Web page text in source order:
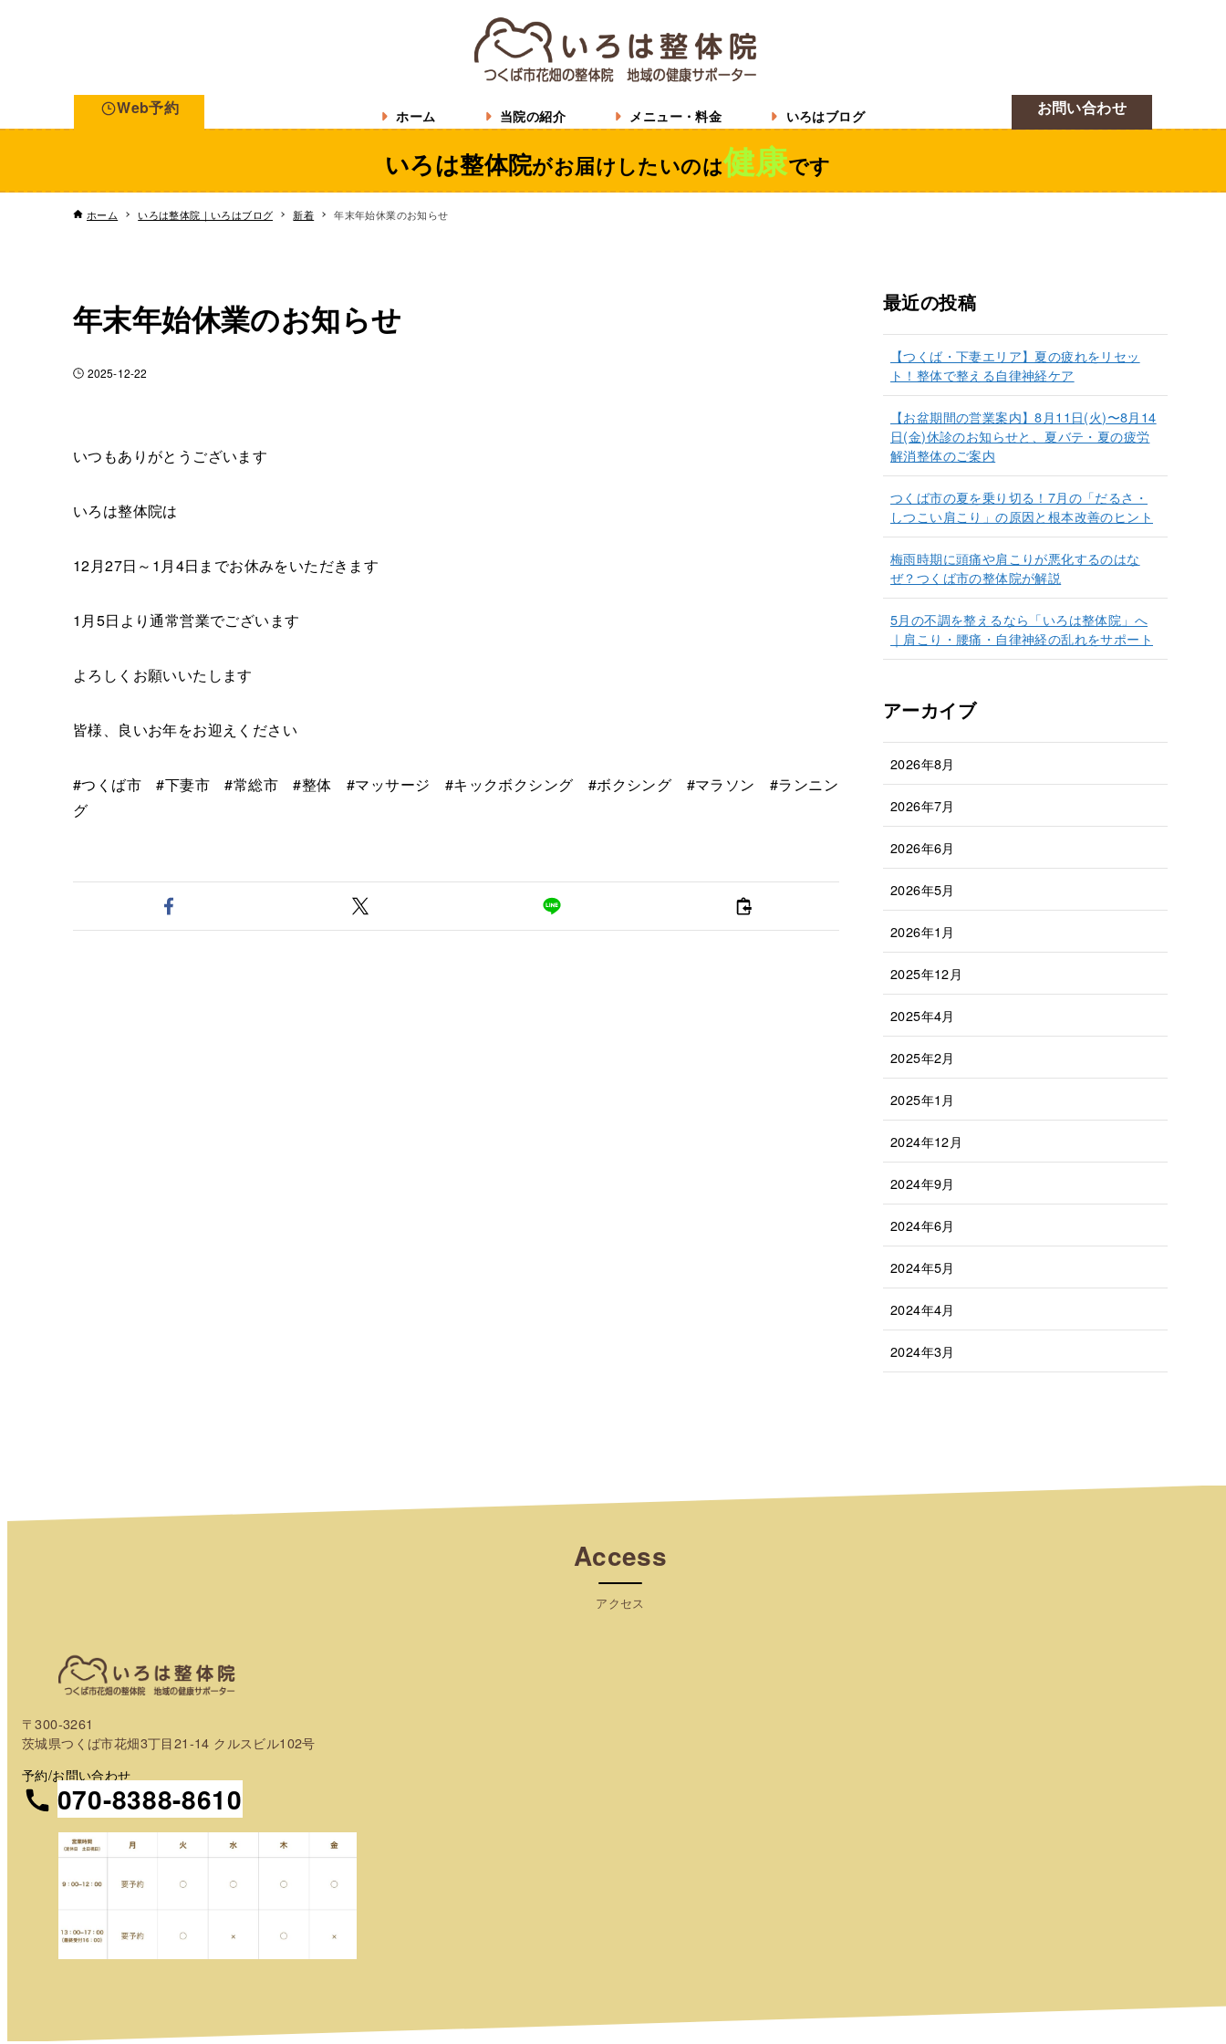
ホーム 当院の紹介 メニュー・料金 いろはブログ
Web予約
いろは整体院がお届けしたいのは健康です
お問い合わせ
ホーム いろは整体院｜いろはブログ 新着 年末年始休業のお知らせ
年末年始休業のお知らせ
2025-12-22
いつもありがとうございます
いろは整体院は
12月27日～1月4日までお休みをいただきます
1月5日より通常営業でございます
よろしくお願いいたします
皆様、良いお年をお迎えください
#つくば市 #下妻市 #常総市 #整体 #マッサージ #キックボクシング #ボクシング #マラソン #ランニン
グ
最近の投稿
【つくば・下妻エリア】夏の疲れをリセッ
ト！整体で整える自律神経ケア
【お盆期間の営業案内】8月11日(火)〜8月14
日(金)休診のお知らせと、夏バテ・夏の疲労
解消整体のご案内
つくば市の夏を乗り切る！7月の「だるさ・
しつこい肩こり」の原因と根本改善のヒント
梅雨時期に頭痛や肩こりが悪化するのはな
ぜ？つくば市の整体院が解説
5月の不調を整えるなら「いろは整体院」へ
｜肩こり・腰痛・自律神経の乱れをサポート
アーカイブ
2026年8月
2026年7月
2026年6月
2026年5月
2026年1月
2025年12月
2025年4月
2025年2月
2025年1月
2024年12月
2024年9月
2024年6月
2024年5月
2024年4月
2024年3月
Access
アクセス
〒300-3261
茨城県つくば市花畑3丁目21-14 クルスビル102号
予約/お問い合わせ
070-8388-8610